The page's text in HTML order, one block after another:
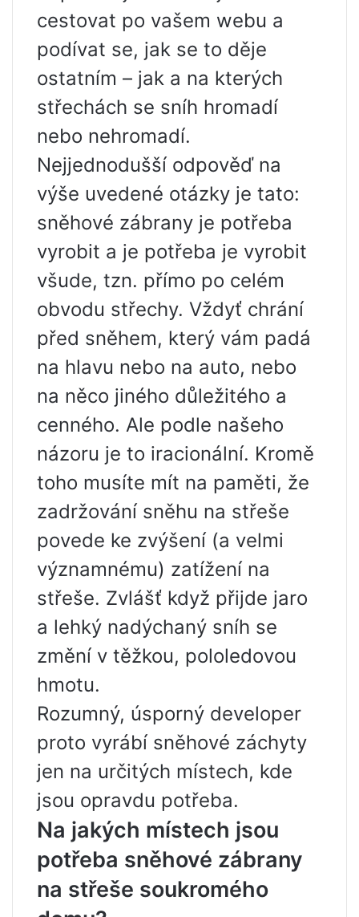
cestovat po vašem webu a
podívat se, jak se to děje
ostatním – jak a na kterých
střechách se sníh hromadí
nebo nehromadí.
Nejjednodušší odpověď na
výše uvedené otázky je tato:
sněhové zábrany je potřeba
vyrobit a je potřeba je vyrobit
všude, tzn. přímo po celém
obvodu střechy. Vždyť chrání
před sněhem, který vám padá
na hlavu nebo na auto, nebo
na něco jiného důležitého a
cenného. Ale podle našeho
názoru je to iracionální. Kromě
toho musíte mít na paměti, že
zadržování sněhu na střeše
povede ke zvýšení (a velmi
významnému) zatížení na
střeše. Zvlášť když přijde jaro
a lehký nadýchaný sníh se
změní v těžkou, pololedovou
hmotu.
Rozumný, úsporný developer
proto vyrábí sněhové záchyty
jen na určitých místech, kde
jsou opravdu potřeba.
Na jakých místech jsou
potřeba sněhové zábrany
na střeše soukromého